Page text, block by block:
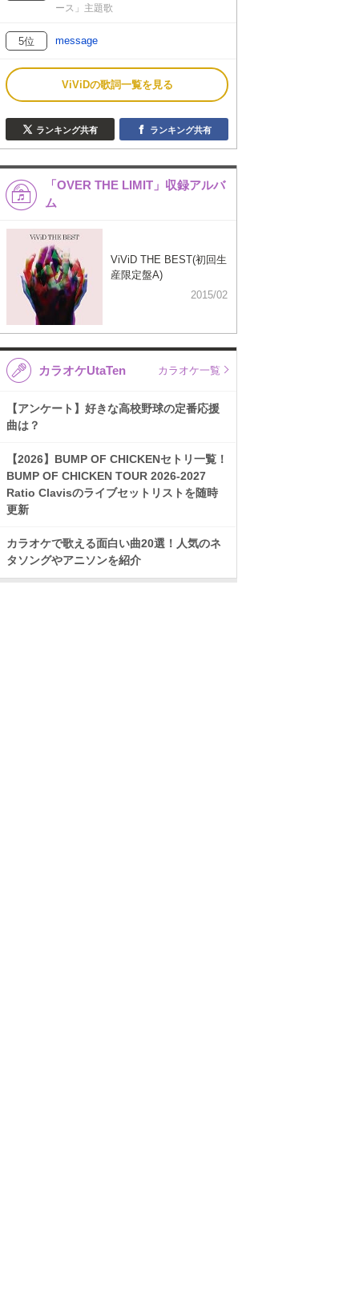
ース」主題歌
5位 message
ViViDの歌詞一覧を見る
ランキング共有 ランキング共有
「OVER THE LIMIT」収録アルバ
ム
ViViD THE BEST(初回生
産限定盤A)
2015/02
カラオケUtaTen カラオケ一覧
【アンケート】好きな高校野球の定番応援
曲は？
【2026】BUMP OF CHICKENセトリ一覧！
BUMP OF CHICKEN TOUR 2026-2027
Ratio Clavisのライブセットリストを随時
更新
カラオケで歌える面白い曲20選！人気のネ
タソングやアニソンを紹介